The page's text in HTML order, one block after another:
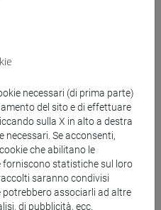
necessari (di prima parte)
del sito e di effettuare
sulla X in alto a destra
Se acconsenti,
che abilitano le
forniscono statistiche sul loro
saranno condivisi
associarli ad altre
di pubblicità, ecc.